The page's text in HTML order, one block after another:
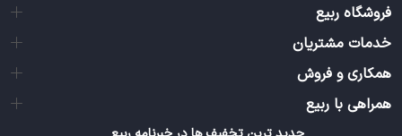
فروشگاه ربیع
خدمات مشتریان
همکاری و فروش
همراهی با ربیع